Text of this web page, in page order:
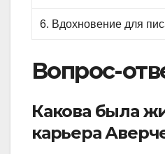
6. Вдохновение для
Вопрос-
Какова была
карьера